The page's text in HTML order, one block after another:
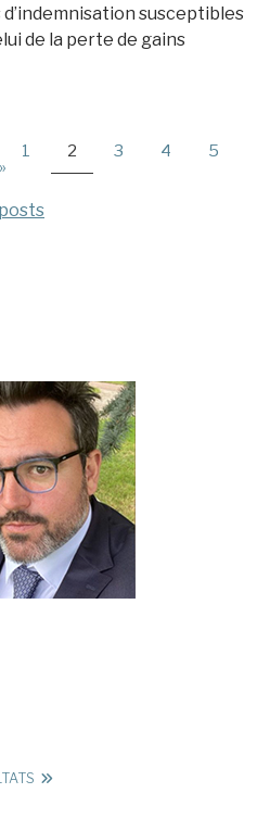
susceptibles
de la perte de gains
Page
1 Page courante
2 Page
3 Page
4 Page
5
page